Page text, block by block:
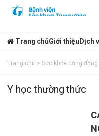
Trang chủGiới thiệu Dịch
Trang chủ > Sức khỏe cộng đồng
Y học thường thức